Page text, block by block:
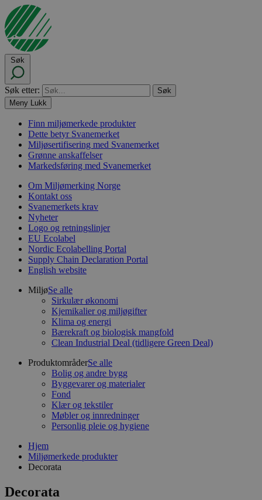
Søk
Søk etter:
Meny Lukk
Finn miljømerkede produkter
Dette betyr Svanemerket
Miljøsertifisering med Svanemerket
Grønne anskaffelser
Markedsføring med Svanemerket
Om Miljømerking Norge
Kontakt oss
Svanemerkets krav
Nyheter
Logo og retningslinjer
EU Ecolabel
Nordic Ecolabelling Portal
Supply Chain Declaration Portal
English website
MiljøSe alle
Sirkulær økonomi
Kjemikalier og miljøgifter
Klima og energi
Bærekraft og biologisk mangfold
Clean Industrial Deal (tidligere Green Deal)
ProduktområderSe alle
Bolig og andre bygg
Byggevarer og materialer
Fond
Klær og tekstiler
Møbler og innredninger
Personlig pleie og hygiene
Hjem
Miljømerkede produkter
Decorata
Decorata